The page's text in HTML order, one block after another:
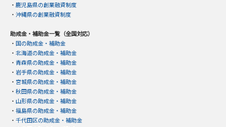
・ 鹿児島県の創業融資制度
・ 沖縄県の創業融資制度
助成金・補助金一覧（全国対応）
・ 国の助成金・補助金
・ 北海道の助成金・補助金
・ 青森県の助成金・補助金
・ 岩手県の助成金・補助金
・ 宮城県の助成金・補助金
・ 秋田県の助成金・補助金
・ 山形県の助成金・補助金
・ 福島県の助成金・補助金
・ 千代田区の助成金・補助金